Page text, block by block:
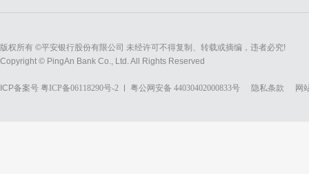
版权所有 ©平安银行股份有限公司 未经许可不得复制、转载或摘编，违者必究!
Copyright © PingAn Bank Co., Ltd. All Rights Reserved
ICP备案号 粤ICP备06118290号-2 粤公网安备 44030402000833号 隐私条款 网